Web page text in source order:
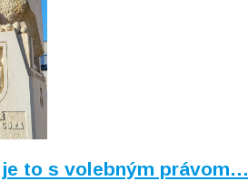
to s volebným právom…